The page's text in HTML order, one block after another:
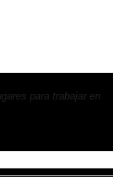
para trabajar en